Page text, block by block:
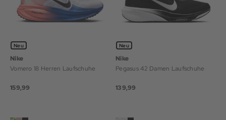
Neu
Nike
Vomero 18 Herren Laufschuhe
159,99
Neu
Nike
Pegasus 42 Damen Laufschuhe
139,99